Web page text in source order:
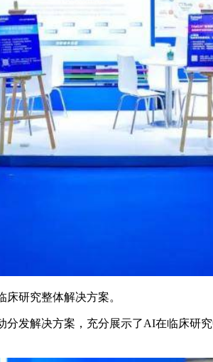
研究整体解决方案。
发解决方案，充分展示了AI在临床